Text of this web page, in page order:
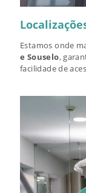
Estamos onde
e Souselo,
facilidade de